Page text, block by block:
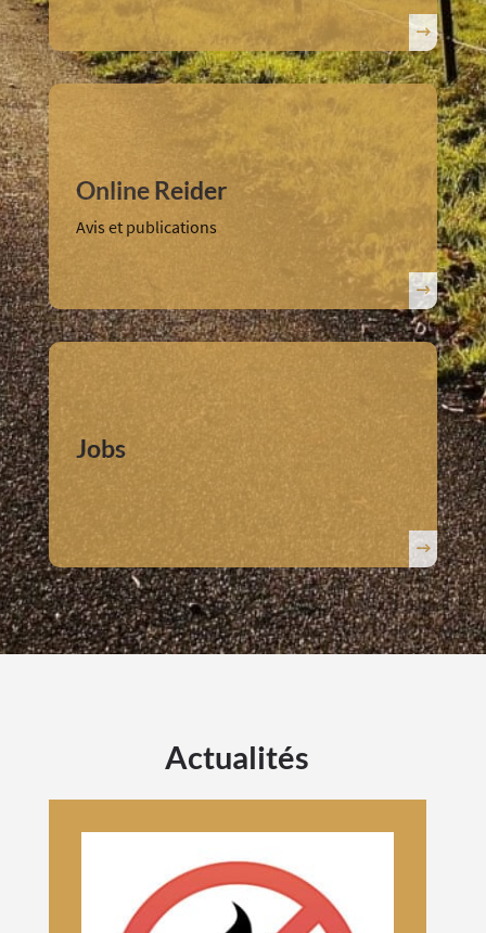
Online Reider
Avis et publications
Jobs
Actualités